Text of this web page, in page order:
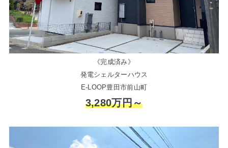
《完成済み》
発電シェルターハウス
E-LOOP豊田市前山町
3,280万円～